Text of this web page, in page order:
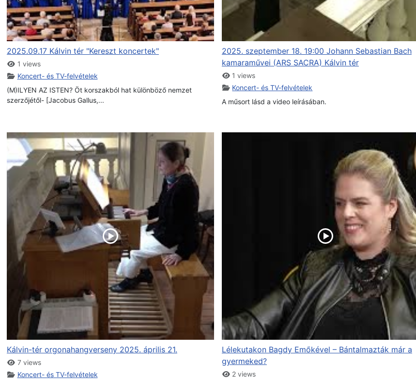
2025.09.17 Kálvin tér "Kereszt koncertek"
1 views
Koncert- és TV-felvételek
(M)ILYEN AZ ISTEN? Öt korszakból hat különböző nemzet
szerzőjétől- [Jacobus Gallus,...
2025. szeptember 18. 19:00 Johann Sebastian Bach
kamaraművei (ARS SACRA) Kálvin tér
1 views
Koncert- és TV-felvételek
A műsort lásd a video leírásában.
Kálvin-tér orgonahangverseny 2025. április 21.
7 views
Koncert- és TV-felvételek
Lélekutakon Bagdy Emőkével – Bántalmazták már a
gyermeked?
2 views